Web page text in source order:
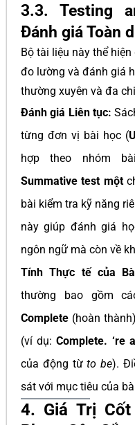
3.3. Testing
Đánh giá Toàn
Bộ tài liệu này thể
đo lường và đánh giá
thường xuyên và đa
Đánh giá Liên tục:
từng đơn vị bài học (
hợp theo nhóm
Summative test một
bài kiểm tra kỹ năng
này giúp đánh giá
ngôn ngữ mà còn về
Tính Thực tế của
thường bao gồm
Complete (hoàn
(ví dụ:Complete. ‘re
của động từto be).
sát với mục tiêu của
4. Giá Trị